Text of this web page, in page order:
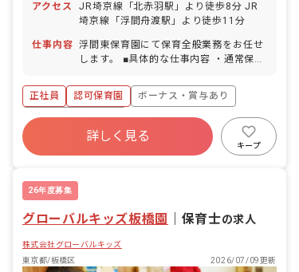
アクセス
JR埼京線「北赤羽駅」より徒歩8分 JR
埼京線「浮間舟渡駅」より徒歩11分
仕事内容 浮間東保育園にて保育全般業務をお任せ
します。 ■具体的な仕事内容 ・通常保育
・保護者との面談 ・保育に関する企画・
立案など
正社員 認可保育園
ボーナス・賞与あり
年間休日120日以上
寮・住宅・家賃補助あり
社会保険完備
昇給昇進あり
詳しく見る
キープ
26年度募集
グローバルキッズ板橋園 保育士の求人
株式会社グローバルキッズ
東京都/板橋区
2026/07/09更新